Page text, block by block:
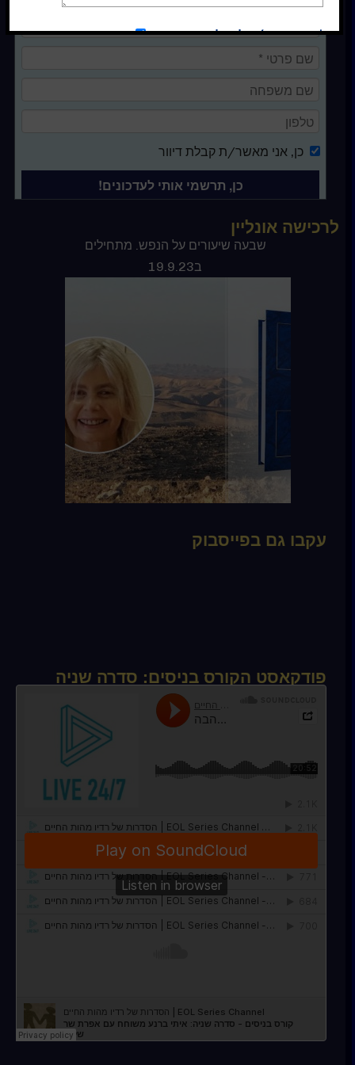
כן, אני מאשר/ת קבלת דיוור
לרכישה אונליין
שבעה שיעורים על הנפש. מתחילים
ב19.9.23
ספר קורס בניסים
עקבו גם בפייסבוק
פודקאסט הקורס בניסים: סדרה שניה
*אני מסכימ/ה לקבלת עדכונים כן